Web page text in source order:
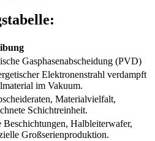
Gasphasenabscheidung (PVD)
Elektronenstrahl verdampft
im Vakuum.
Materialvielfalt,
Schichtreinheit.
Beschichtungen, Halbleiterwafer,
Großserienproduktion.